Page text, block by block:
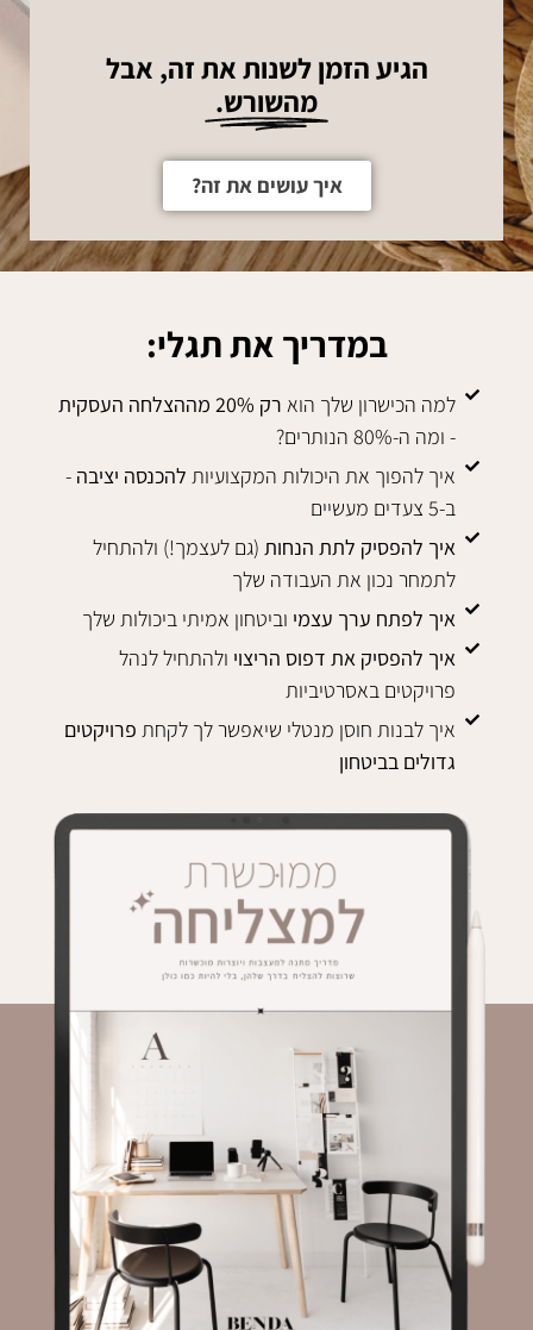
הגיע הזמן לשנות את זה, אבל
מהשורש.
איך עושים את זה?
במדריך את תגלי:
למה הכישרון שלך הוא רק 20% מההצלחה העסקית
- ומה ה-80% הנותרים?
איך להפוך את היכולות המקצועיות להכנסה יציבה -
ב-5 צעדים מעשיים
איך להפסיק לתת הנחות (גם לעצמך!) ולהתחיל
לתמחר נכון את העבודה שלך
איך לפתח ערך עצמי וביטחון אמיתי ביכולות שלך
איך להפסיק את דפוס הריצוי ולהתחיל לנהל
פרויקטים באסרטיביות
איך לבנות חוסן מנטלי שיאפשר לך לקחת פרויקטים
גדולים בביטחון